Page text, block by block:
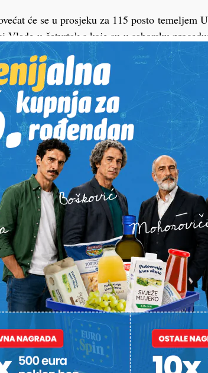
će se u prosjeku za 115 posto temeljem
Vlade u četvrtak s koje su u saborsku
pravosuđa i digitalne transformacije
a novom Uredbom postotak povećanja
uzeta je pristojbena obveza za podnošenje
spora od 3.000 eura koja se od 1. lipnja
predložen je za parnične predmete,
protiv rješenja o ovrsi, na 1.500 eura sa
važećoj tarifi je 0,66 eura za izdavanje
stranici, koji se sada povećava na
fotku ili video?
želite nešto/nekoga
Vaš email
Poruka